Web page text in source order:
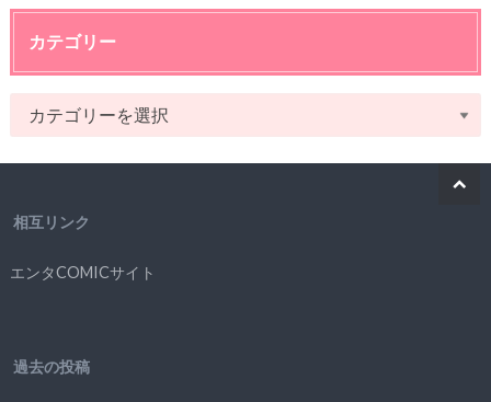
カテゴリー
相互リンク
エンタCOMICサイト
過去の投稿